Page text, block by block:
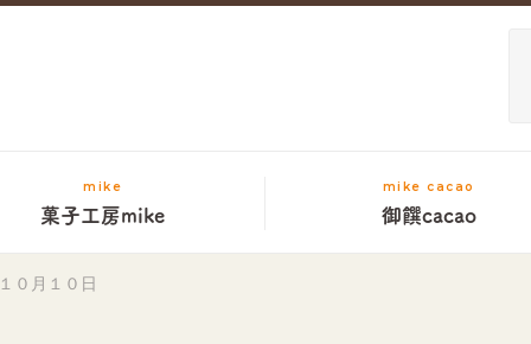
mike
菓子工房mike
mike cacao
御饌cacao
０月１０日